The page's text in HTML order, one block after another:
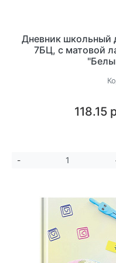
Дневник школьный
7БЦ, с матовой
118.15
-